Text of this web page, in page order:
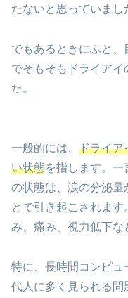
たないと思っていまし
でもあるときにふと、
でそもそもドライア
た。
一般的には、 ドライア
い状態を指します。一
の状態は、涙の分泌量
とで引き起こされま
み、痛み、視力低下な
特に、長時間コンピュ
代人に多く見られる問